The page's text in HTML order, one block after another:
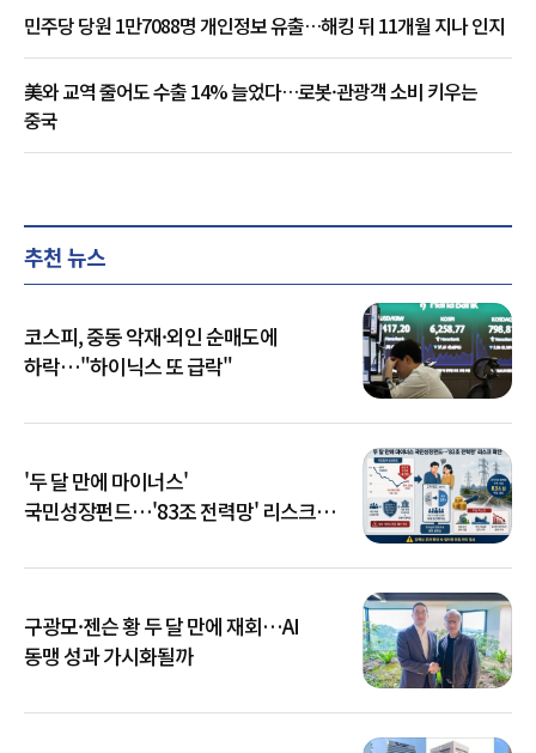
민주당 당원 1만7088명 개인정보 유출…해킹 뒤 11개월 지나 인지
美와 교역 줄어도 수출 14% 늘었다…로봇·관광객 소비 키우는
중국
추천 뉴스
코스피, 중동 악재·외인 순매도에
하락…"하이닉스 또 급락"
'두 달 만에 마이너스'
국민성장펀드…'83조 전력망' 리스크
구광모·젠슨 황 두 달 만에 재회…AI
동맹 성과 가시화될까